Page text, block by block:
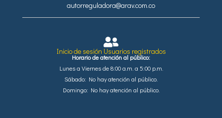
autorreguladora@arav.com.co
Inicio de sesión Usuarios registrados
Horario de atención al público:
Lunes a Viernes de 8:00 a.m. a 5:00 p.m.
Sábado: No hay atención al público.
Domingo: No hay atención al público.